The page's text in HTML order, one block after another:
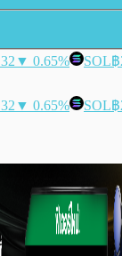
▼ 0.65% SOL฿
▼ 0.65% SOL฿